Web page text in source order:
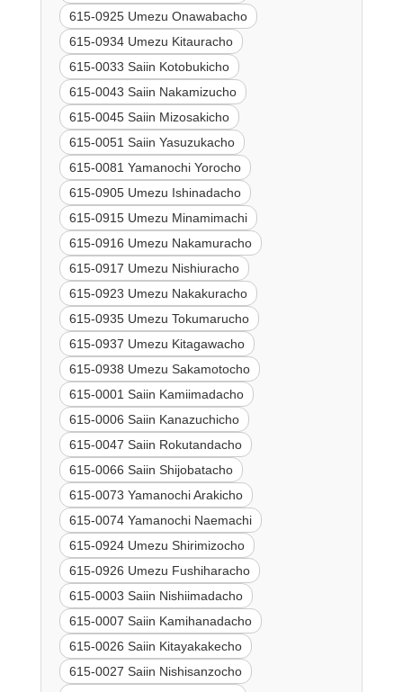
615-0925 Umezu Onawabacho
615-0934 Umezu Kitauracho
615-0033 Saiin Kotobukicho
615-0043 Saiin Nakamizucho
615-0045 Saiin Mizosakicho
615-0051 Saiin Yasuzukacho
615-0081 Yamanochi Yorocho
615-0905 Umezu Ishinadacho
615-0915 Umezu Minamimachi
615-0916 Umezu Nakamuracho
615-0917 Umezu Nishiuracho
615-0923 Umezu Nakakuracho
615-0935 Umezu Tokumarucho
615-0937 Umezu Kitagawacho
615-0938 Umezu Sakamotocho
615-0001 Saiin Kamiimadacho
615-0006 Saiin Kanazuchicho
615-0047 Saiin Rokutandacho
615-0066 Saiin Shijobatacho
615-0073 Yamanochi Arakicho
615-0074 Yamanochi Naemachi
615-0924 Umezu Shirimizocho
615-0926 Umezu Fushiharacho
615-0003 Saiin Nishiimadacho
615-0007 Saiin Kamihanadacho
615-0026 Saiin Kitayakakecho
615-0027 Saiin Nishisanzocho